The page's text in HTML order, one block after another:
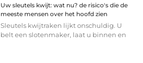
Uw sleutels kwijt: wat nu? de risico's die de
meeste mensen over het hoofd zien
Sleutels kwijtraken lijkt onschuldig. U
belt een slotenmaker, laat u binnen en